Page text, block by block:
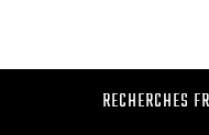
RECHERCHES